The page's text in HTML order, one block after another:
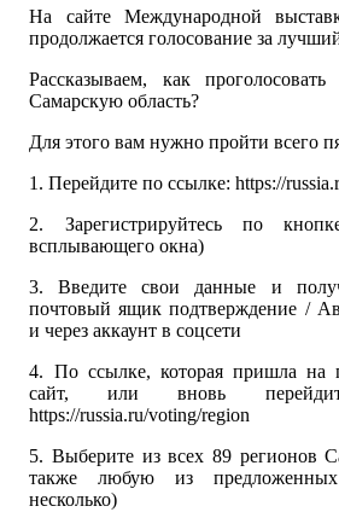
На сайте Международной
продолжается голосование за
Рассказываем, как
Самарскую область?
Для этого вам нужно пройти всего
1. Перейдите по ссылке: https://
2. Зарегистрируйтесь по
всплывающего окна)
3. Введите свои данные и
почтовый ящик подтверждение /
и через аккаунт в соцсети
4. По ссылке, которая пришла на
сайт, или вновь
https://russia.ru/voting/region
5. Выберите из всех 89 регионов
также любую из
несколько)